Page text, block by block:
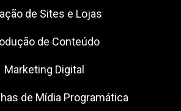
de Sites e Lojas
de Conteúdo
Marketing Digital
de Mídia Programática